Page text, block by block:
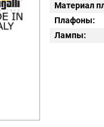
Материал
Плафоны:
Лампы: